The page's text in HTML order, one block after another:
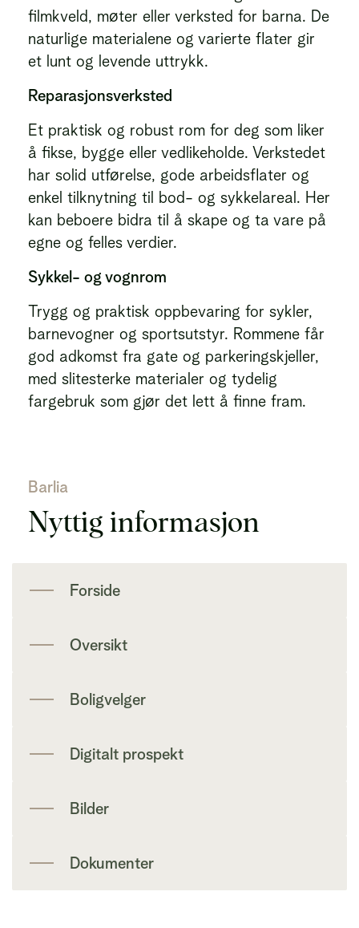
filmkveld, møter eller verksted for barna. De
naturlige materialene og varierte flater gir
et lunt og levende uttrykk.
Reparasjonsverksted
Et praktisk og robust rom for deg som liker
å fikse, bygge eller vedlikeholde. Verkstedet
har solid utførelse, gode arbeidsflater og
enkel tilknytning til bod- og sykkelareal. Her
kan beboere bidra til å skape og ta vare på
egne og felles verdier.
Sykkel- og vognrom
Trygg og praktisk oppbevaring for sykler,
barnevogner og sportsutstyr. Rommene får
god adkomst fra gate og parkeringskjeller,
med slitesterke materialer og tydelig
fargebruk som gjør det lett å finne fram.
Barlia
Nyttig informasjon
Forside
Oversikt
Boligvelger
Digitalt prospekt
Bilder
Dokumenter